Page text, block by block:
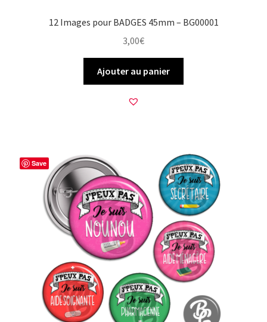
12 Images pour BADGES 45mm – BG00001
3,00€
Ajouter au panier
Save